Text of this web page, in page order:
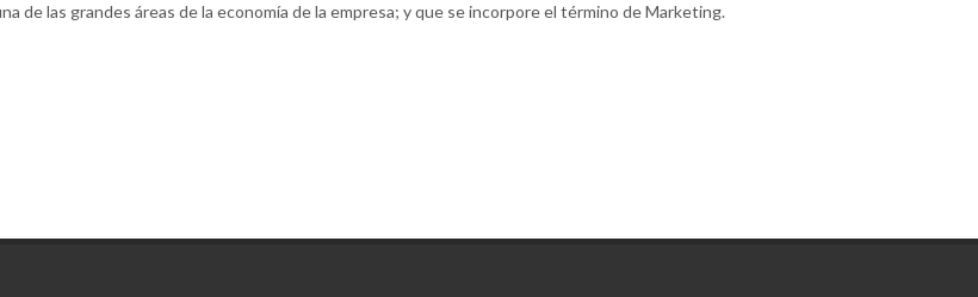
de las grandes áreas de la economía de la empresa; y que se incorpore el término de Marketing.